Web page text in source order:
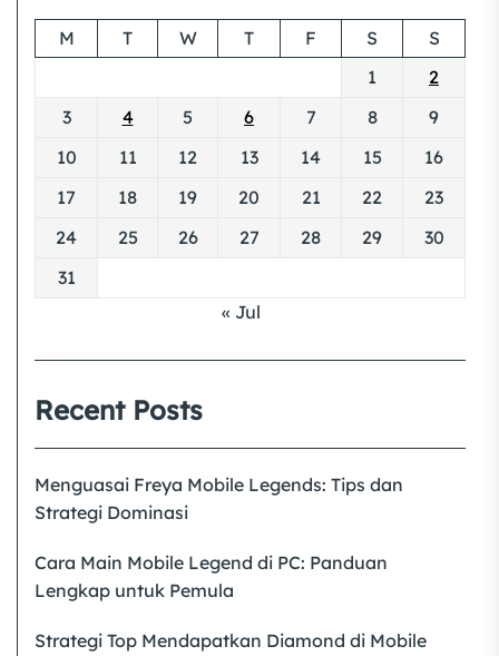
M T W T F S
S
1
2
3
4 5 6 7 8
9
10
11 12 13 14 15
16
17
18 19 20 21 22
23
24
25 26 27 28 29
30
31
« Jul
Recent Posts
Menguasai Freya Mobile Legends: Tips dan
Strategi Dominasi
Cara Main Mobile Legend di PC: Panduan
Lengkap untuk Pemula
Strategi Top Mendapatkan Diamond di Mobile